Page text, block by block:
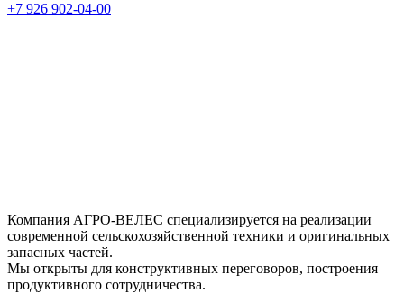
+7 926 902-04-00
Компания АГРО-ВЕЛЕС специализируется на реализации
современной сельскохозяйственной техники и оригинальных
запасных частей.
Мы открыты для конструктивных переговоров, построения
продуктивного сотрудничества.